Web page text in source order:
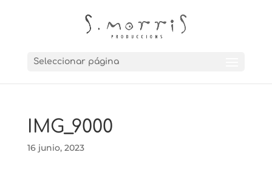
Seleccionar página
IMG_9000
16 junio, 2023